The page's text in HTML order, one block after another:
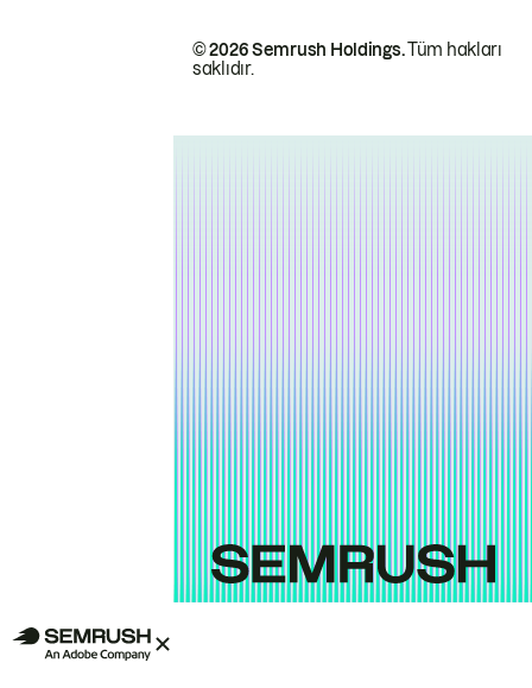
© 2026 Semrush Holdings.Tüm hakları
saklıdır.